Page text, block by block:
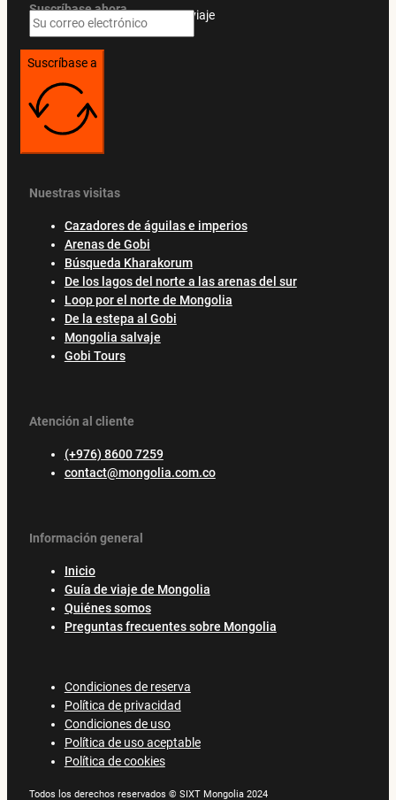
Suscríbase ahora
Ofertas exclusivas y guías de viaje
Suscríbase a
Nuestras visitas
Cazadores de águilas e imperios
Arenas de Gobi
Búsqueda Kharakorum
De los lagos del norte a las arenas del sur
Loop por el norte de Mongolia
De la estepa al Gobi
Mongolia salvaje
Gobi Tours
Atención al cliente
(+976) 8600 7259
contact@mongolia.com.co
Información general
Inicio
Guía de viaje de Mongolia
Quiénes somos
Preguntas frecuentes sobre Mongolia
Condiciones de reserva
Política de privacidad
Condiciones de uso
Política de uso aceptable
Política de cookies
Todos los derechos reservados © SIXT Mongolia 2024